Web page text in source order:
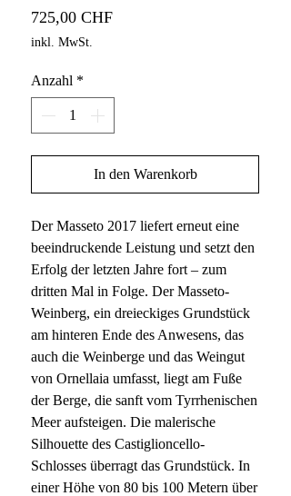
725,00 CHFPreis
inkl. MwSt.
Anzahl *
In den Warenkorb
Der Masseto 2017 liefert erneut eine
beeindruckende Leistung und setzt den
Erfolg der letzten Jahre fort – zum
dritten Mal in Folge. Der Masseto-
Weinberg, ein dreieckiges Grundstück
am hinteren Ende des Anwesens, das
auch die Weinberge und das Weingut
von Ornellaia umfasst, liegt am Fuße
der Berge, die sanft vom Tyrrhenischen
Meer aufsteigen. Die malerische
Silhouette des Castiglioncello-
Schlosses überragt das Grundstück. In
einer Höhe von 80 bis 100 Metern über